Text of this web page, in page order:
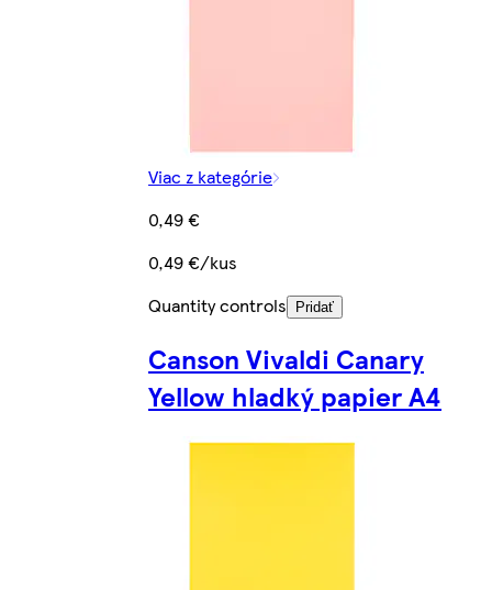
Viac z kategórie
0,49 €
0,49 €/kus
Quantity controls
Pridať
Canson Vivaldi Canary
Yellow hladký papier A4